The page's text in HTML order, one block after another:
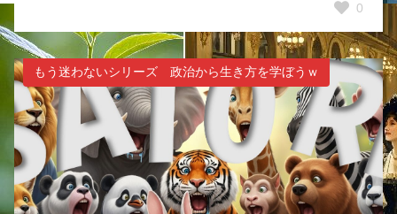
0
もう迷わないシリーズ 政治から生き方を学ぼうｗ